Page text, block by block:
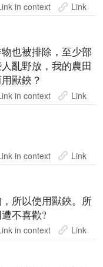
in context Link
也被排除，至少部
亂野放，我的農田
獸鋏？
in context Link
in context Link
所以使用獸鋏。所
不喜歡?
in context Link